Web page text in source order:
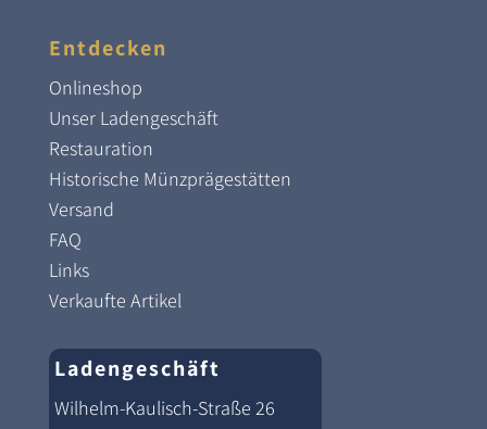
Entdecken
Onlineshop
Unser Ladengeschäft
Restauration
Historische Münzprägestätten
Versand
FAQ
Links
Verkaufte Artikel
Ladengeschäft
Wilhelm-Kaulisch-Straße 26